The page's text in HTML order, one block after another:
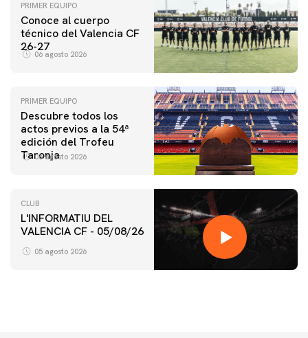
PRIMER EQUIPO
Conoce al cuerpo
técnico del Valencia CF
26-27
06 agosto 2026
PRIMER EQUIPO
Descubre todos los
actos previos a la 54ª
edición del Trofeu
Taronja
06 agosto 2026
CLUB
L'INFORMATIU DEL
VALENCIA CF - 05/08/26
05 agosto 2026